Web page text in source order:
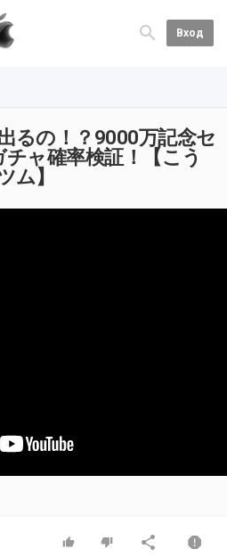
Вход
るの！？9000万記念セ
ャ確率検証！【こう
ム】